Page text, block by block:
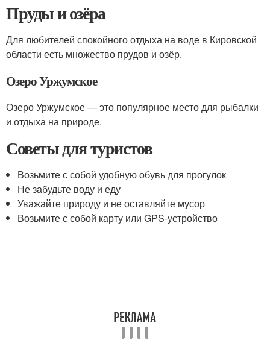
Пруды и озёра
Для любителей спокойного отдыха на воде в Кировской
области есть множество прудов и озёр.
Озеро Уржумское
Озеро Уржумское — это популярное место для рыбалки
и отдыха на природе.
Советы для туристов
Возьмите с собой удобную обувь для прогулок
Не забудьте воду и еду
Уважайте природу и не оставляйте мусор
Возьмите с собой карту или GPS-устройство